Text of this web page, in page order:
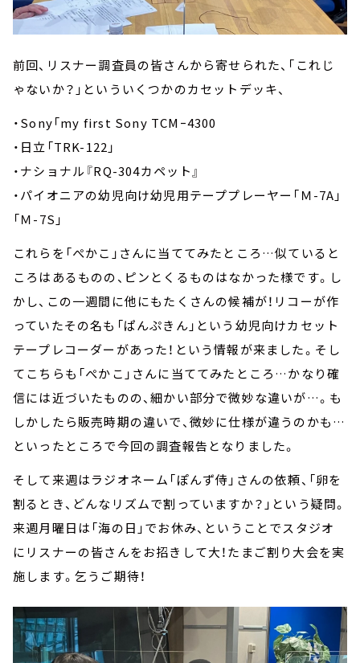
前回、リスナー調査員の皆さんから寄せられた、「これじ
ゃないか？」といういくつかのカセットデッキ、
・Sony「my first Sony TCMｰ4300
・日立「TRK-122」
・ナショナル『RQ-304カペット』
・パイオニアの幼児向け幼児用テーププレーヤー「Ｍ-7A」
「Ｍ-7S」
これらを「ぺかこ」さんに当ててみたところ…似ていると
ころはあるものの、ピンとくるものはなかった様です。し
かし、この一週間に他にもたくさんの候補が！リコーが作
っていたその名も「ぱんぷきん」という幼児向けカセット
テープレコーダーがあった！という情報が来ました。そし
てこちらも「ぺかこ」さんに当ててみたところ…かなり確
信には近づいたものの、細かい部分で微妙な違いが…。も
しかしたら販売時期の違いで、微妙に仕様が違うのかも…
といったところで今回の調査報告となりました。
そして来週はラジオネーム「ぽんず侍」さんの依頼、「卵を
割るとき、どんなリズムで割っていますか？」という疑問。
来週月曜日は「海の日」でお休み、ということでスタジオ
にリスナーの皆さんをお招きして大！たまご割り大会を実
施します。乞うご期待！